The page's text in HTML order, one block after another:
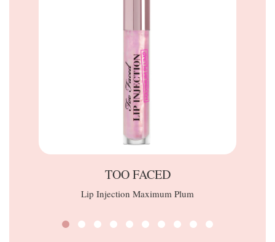
TOO FACED
Lip Injection Maximum Plum